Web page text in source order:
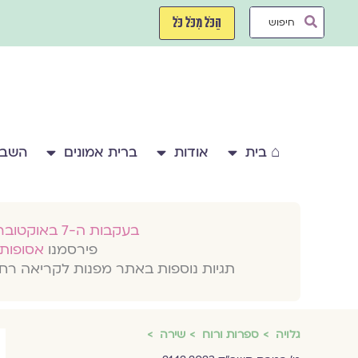
Search
הַכֹּל מִכֹּל כֹּל
⌂ בית אודות ברית אמונים
בעקבות ה-7 באוקטובר 2023
פירסמנו
תגיות נוספות באתר מפנות לקריאה
גלויה ספרות ורוח
שירה